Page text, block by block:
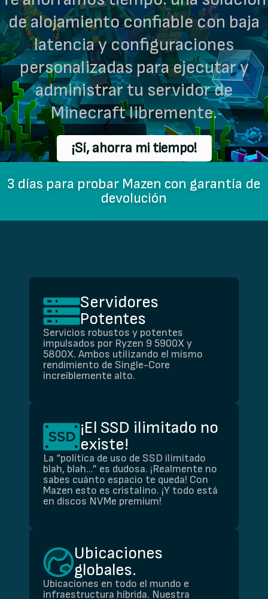
de alojamiento confiable con baja
latencia y configuraciones
personalizadas para ejecutar y
administrar tu servidor de
Minecraft libremente.
¡Sí, ahorra mi tiempo!
3 días para probar Mazen con garantía de
devolución
Servidores
Potentes
Servicios robustos y potentes
impulsados por Ryzen 9 5900X y
5800X. Ambos utilizando el mismo
rendimiento de Single-Core
increíblemente alto.
¡El SSD ilimitado no
existe!
La “política de uso de SSD ilimitado
blah, blah...” es dudosa. ¡Realmente no
sabes cuánto espacio te queda! Con
Mazen esto es cristalino. ¡Y todo está
en discos NVMe premium!
Ubicaciones
globales.
Ubicaciones en todo el mundo e
infraestructura híbrida. Nuestra